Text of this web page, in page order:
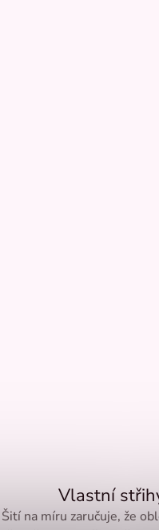
Vlastní
Šití na míru zaručuje, že